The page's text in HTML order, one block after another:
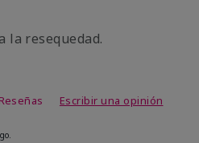
la resequedad.
3,7 de 5Escribir una opinión